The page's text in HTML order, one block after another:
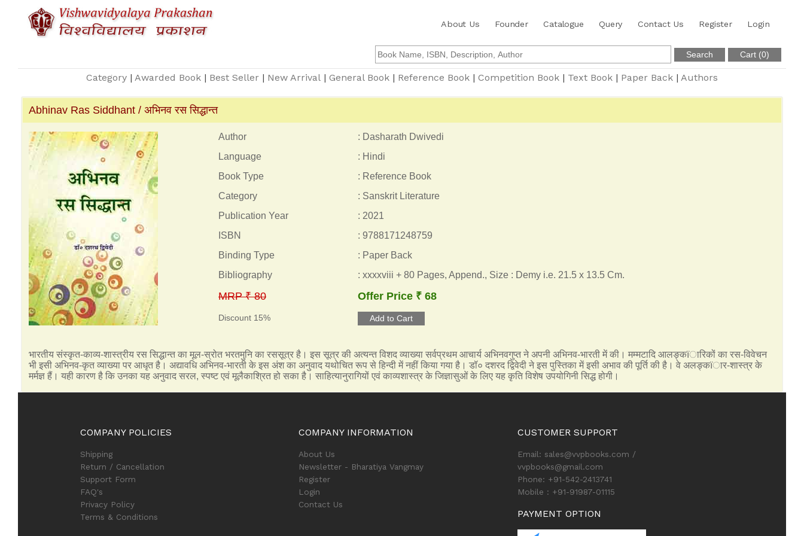
About Us Founder Catalogue Query Contact Us Register Login
Category | Awarded Book | Best Seller | New Arrival | General Book | Reference Book | Competition Book | Text Book | Paper Back | Authors
Abhinav Ras Siddhant / अभिनव रस सिद्धान्त
Author
: Dasharath Dwivedi
Language
: Hindi
Book Type
: Reference Book
Category
: Sanskrit Literature
Publication Year
: 2021
ISBN
: 9788171248759
Binding Type
: Paper Back
Bibliography
: xxxxviii + 80 Pages, Append., Size : Demy i.e. 21.5 x 13.5 Cm.
MRP ₹ 80
Discount 15%
Offer Price ₹ 68
भारतीय संस्कृत-काव्य-शास्त्रीय रस सिद्धान्त का मूल-स्रोत भरतमुनि का रससूत्र है। इस सूत्र की अत्यन्त विशद व्याख्या सर्वप्रथम आचार्य अभिनवगुप्त ने अपनी अभिनव-भारती में की। मम्मटादि आलङ्कïारिकों का रस-विवेचन
भी इसी अभिनव-कृत व्याख्या पर आधृत है। अद्यावधि अभिनव-भारती के इस अंश का अनुवाद यथोचित रूप से हिन्दी में नहीं किया गया है। डॉ० दशरद द्विवेदी ने इस पुस्तिका में इसी अभाव की पूर्ति की है। वे अलङ्कïार-शास्त्र के
मर्मज्ञ हैं। यही कारण है कि उनका यह अनुवाद सरल, स्पष्ट एवं मूलैकाश्रित हो सका है। साहित्यानुरागियों एवं काव्यशास्त्र के जिज्ञासुओं के लिए यह कृति विशेष उपयोगिनी सिद्ध होगी।
COMPANY POLICIES
Shipping
Return / Cancellation
Support Form
FAQ's
Privacy Policy
Terms & Conditions
COMPANY INFORMATION
About Us
Newsletter - Bharatiya Vangmay
Register
Login
Contact Us
CUSTOMER SUPPORT
Email: sales@vvpbooks.com /
vvpbooks@gmail.com
Phone: +91-542-2413741
Mobile : +91-91987-01115
PAYMENT OPTION